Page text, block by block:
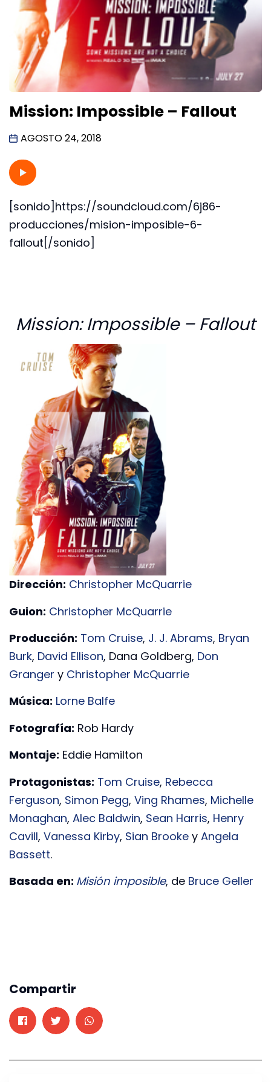
Mission: Impossible – Fallout
AGOSTO 24, 2018
[sonido]https://soundcloud.com/6j86-
producciones/mision-imposible-6-
fallout[/sonido]
Mission: Impossible – Fallout
Dirección: Christopher McQuarrie
Guion: Christopher McQuarrie
Producción: Tom Cruise, J. J. Abrams, Bryan
Burk, David Ellison, Dana Goldberg, Don
Granger y Christopher McQuarrie
Música: Lorne Balfe
Fotografía: Rob Hardy
Montaje: Eddie Hamilton
Protagonistas: Tom Cruise, Rebecca
Ferguson, Simon Pegg, Ving Rhames, Michelle
Monaghan, Alec Baldwin, Sean Harris, Henry
Cavill, Vanessa Kirby, Sian Brooke y Angela
Bassett.
Basada en: Misión imposible, de Bruce Geller
Compartir